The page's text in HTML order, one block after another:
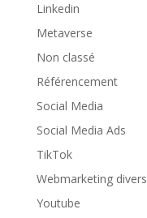
Linkedin
Metaverse
Non classé
Référencement
Social Media
Social Media Ads
TikTok
Webmarketing divers
Youtube